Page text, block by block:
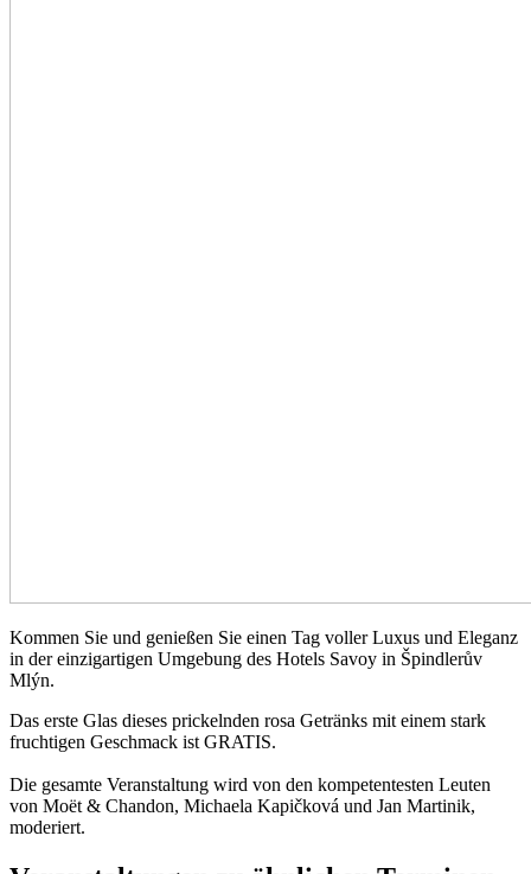
Kommen Sie und genießen Sie einen Tag voller Luxus und Eleganz
in der einzigartigen Umgebung des Hotels Savoy in Špindlerův
Mlýn.
Das erste Glas dieses prickelnden rosa Getränks mit einem stark
fruchtigen Geschmack ist GRATIS.
Die gesamte Veranstaltung wird von den kompetentesten Leuten
von Moët & Chandon, Michaela Kapičková und Jan Martinik,
moderiert.